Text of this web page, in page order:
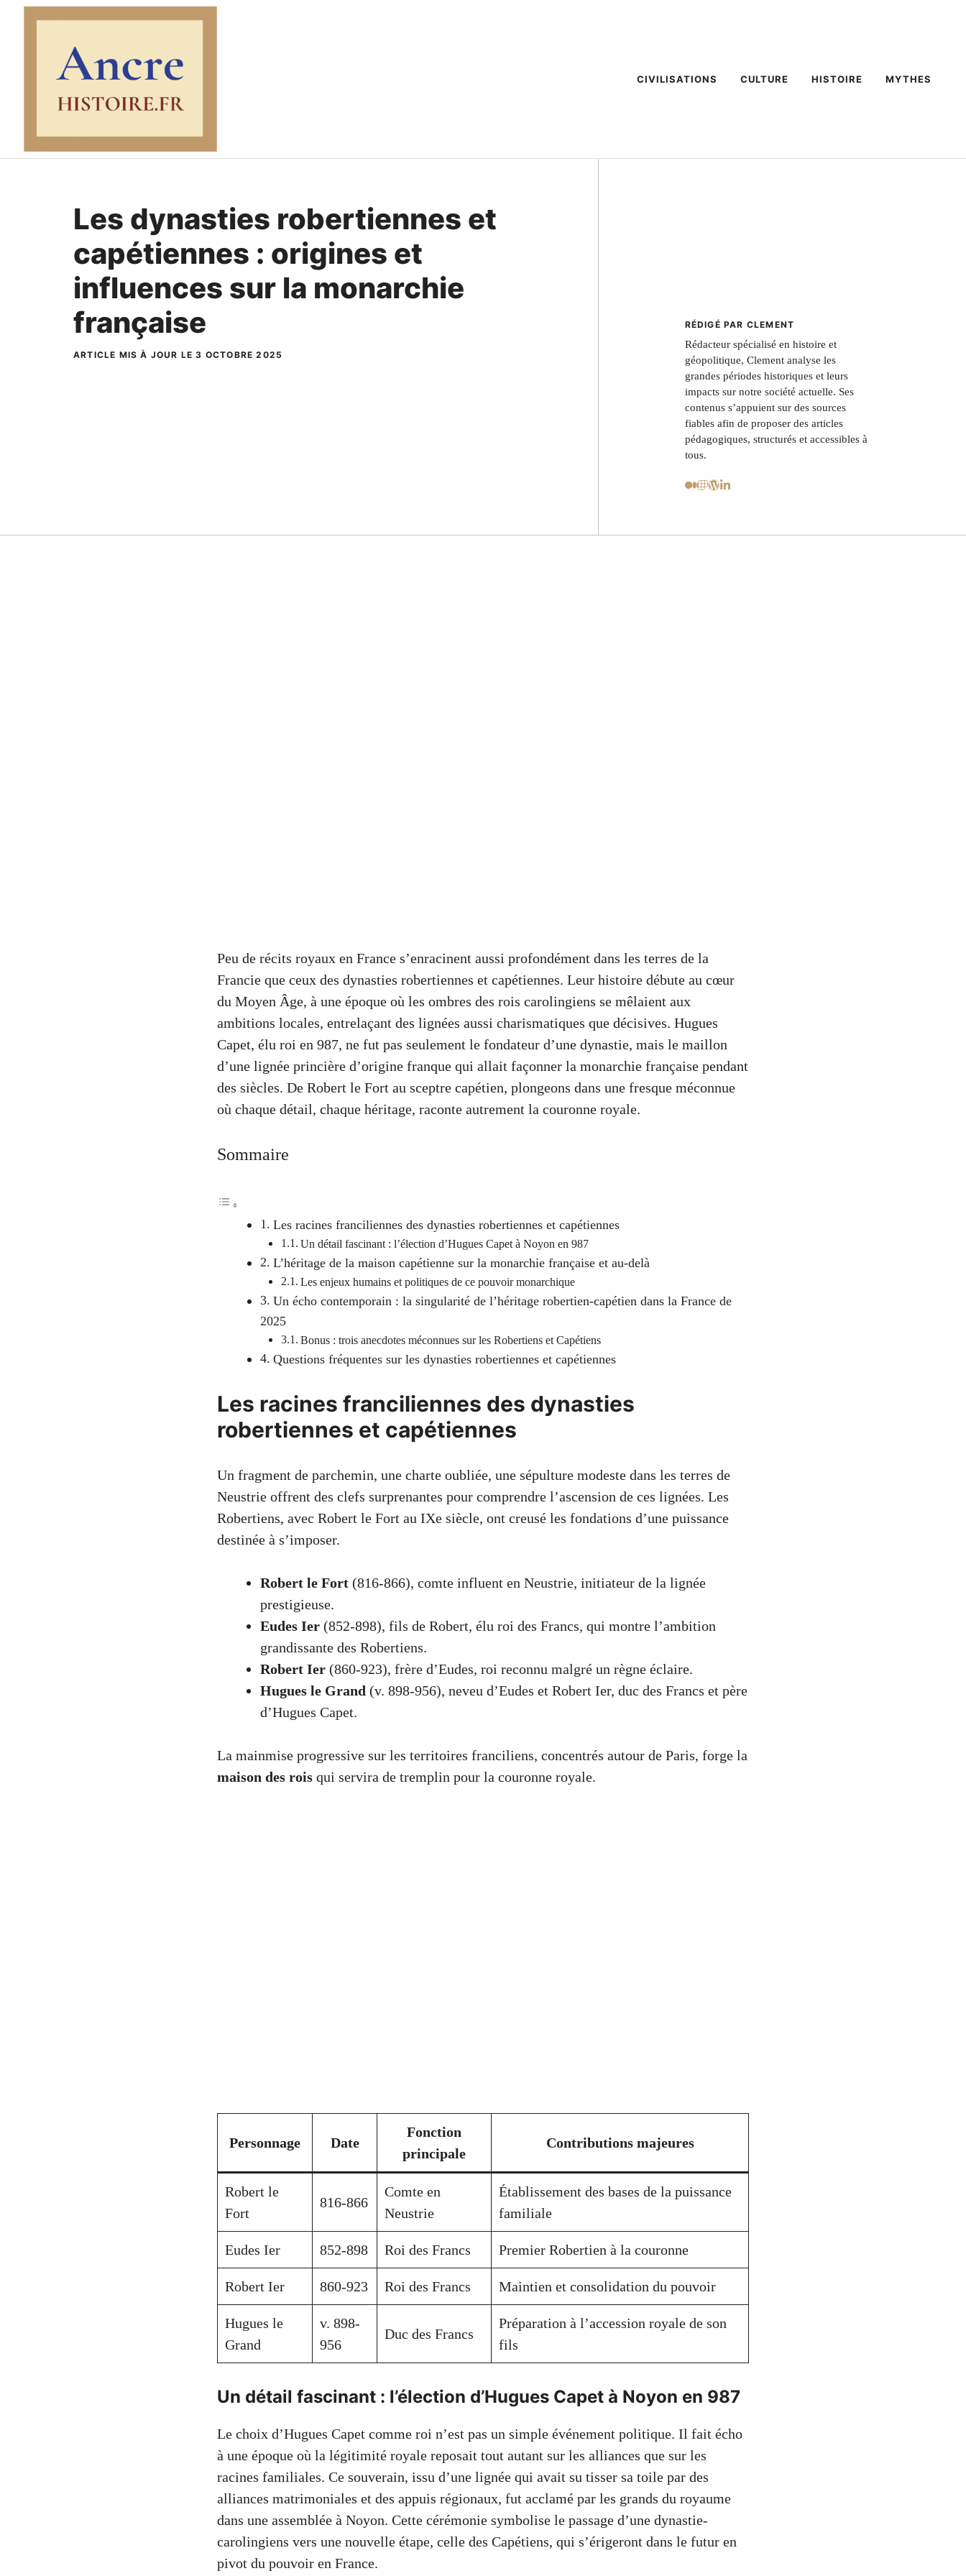
Aller
CIVILISATIONS CULTURE HISTOIRE MYTHES
Les dynasties robertiennes et
capétiennes : origines et
influences sur la monarchie
française
ARTICLE MIS À JOUR LE 3 OCTOBRE 2025
RÉDIGÉ PAR CLEMENT
Rédacteur spécialisé en histoire et
géopolitique, Clement analyse les
grandes périodes historiques et leurs
impacts sur notre société actuelle. Ses
contenus s’appuient sur des sources
fiables afin de proposer des articles
pédagogiques, structurés et accessibles à
tous.
Peu de récits royaux en France s’enracinent aussi profondément dans les terres de la
Francie que ceux des dynasties robertiennes et capétiennes. Leur histoire débute au cœur
du Moyen Âge, à une époque où les ombres des rois carolingiens se mêlaient aux
ambitions locales, entrelaçant des lignées aussi charismatiques que décisives. Hugues
Capet, élu roi en 987, ne fut pas seulement le fondateur d’une dynastie, mais le maillon
d’une lignée princière d’origine franque qui allait façonner la monarchie française pendant
des siècles. De Robert le Fort au sceptre capétien, plongeons dans une fresque méconnue
où chaque détail, chaque héritage, raconte autrement la couronne royale.
Sommaire
Les racines franciliennes des dynasties robertiennes et capétiennes
Un détail fascinant : l’élection d’Hugues Capet à Noyon en 987
L’héritage de la maison capétienne sur la monarchie française et au-delà
Les enjeux humains et politiques de ce pouvoir monarchique
Un écho contemporain : la singularité de l’héritage robertien-capétien dans la France de
2025
Bonus : trois anecdotes méconnues sur les Robertiens et Capétiens
Questions fréquentes sur les dynasties robertiennes et capétiennes
Les racines franciliennes des dynasties
robertiennes et capétiennes
Un fragment de parchemin, une charte oubliée, une sépulture modeste dans les terres de
Neustrie offrent des clefs surprenantes pour comprendre l’ascension de ces lignées. Les
Robertiens, avec Robert le Fort au IXe siècle, ont creusé les fondations d’une puissance
destinée à s’imposer.
Robert le Fort (816-866), comte influent en Neustrie, initiateur de la lignée
prestigieuse.
Eudes Ier (852-898), fils de Robert, élu roi des Francs, qui montre l’ambition
grandissante des Robertiens.
Robert Ier (860-923), frère d’Eudes, roi reconnu malgré un règne éclaire.
Hugues le Grand (v. 898-956), neveu d’Eudes et Robert Ier, duc des Francs et père
d’Hugues Capet.
La mainmise progressive sur les territoires franciliens, concentrés autour de Paris, forge la
maison des rois qui servira de tremplin pour la couronne royale.
Personnage Date
Fonction
principale
Contributions majeures
Robert le
Fort
816-866
Comte en
Neustrie
Établissement des bases de la puissance
familiale
Eudes Ier 852-898 Roi des Francs Premier Robertien à la couronne
Robert Ier 860-923 Roi des Francs Maintien et consolidation du pouvoir
Hugues le
Grand
v. 898-
956
Duc des Francs
Préparation à l’accession royale de son
fils
Un détail fascinant : l’élection d’Hugues Capet à Noyon en 987
Le choix d’Hugues Capet comme roi n’est pas un simple événement politique. Il fait écho
à une époque où la légitimité royale reposait tout autant sur les alliances que sur les
racines familiales. Ce souverain, issu d’une lignée qui avait su tisser sa toile par des
alliances matrimoniales et des appuis régionaux, fut acclamé par les grands du royaume
dans une assemblée à Noyon. Cette cérémonie symbolise le passage d’une dynastie-
carolingiens vers une nouvelle étape, celle des Capétiens, qui s’érigeront dans le futur en
pivot du pouvoir en France.